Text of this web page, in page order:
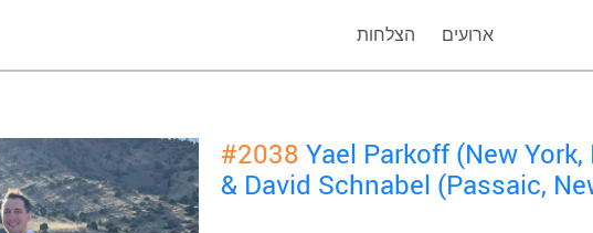
הצלחות ארועים
#2038 Yael Parkoff (New
& David Schnabel (Passaic,